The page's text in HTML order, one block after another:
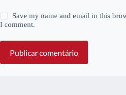
Save my name and email in this
I comment.
Publicar comentário